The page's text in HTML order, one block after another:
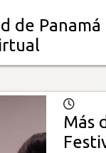
de Panamá
Más